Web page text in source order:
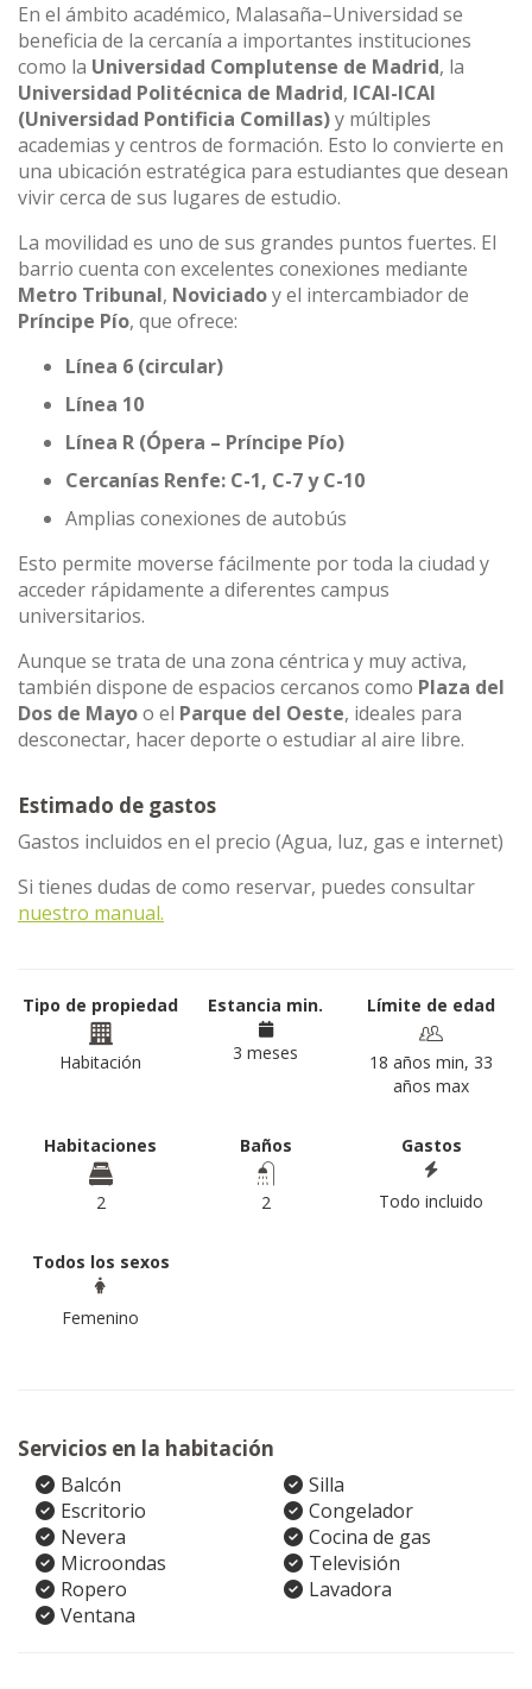
En el ámbito académico, Malasaña–Universidad se
beneficia de la cercanía a importantes instituciones
como la Universidad Complutense de Madrid, la
Universidad Politécnica de Madrid, ICAI-ICAI
(Universidad Pontificia Comillas)y múltiples
academias y centros de formación. Esto lo convierte en
una ubicación estratégica para estudiantes que desean
vivir cerca de sus lugares de estudio.
La movilidad es uno de sus grandes puntos fuertes. El
barrio cuenta con excelentes conexiones mediante
Metro Tribunal, Noviciadoy el intercambiador de
Príncipe Pío, que ofrece:
Línea 6 (circular)
Línea 10
Línea R (Ópera – Príncipe Pío)
Cercanías Renfe: C-1, C-7 y C-10
Amplias conexiones de autobús
Esto permite moverse fácilmente por toda la ciudad y
acceder rápidamente a diferentes campus
universitarios.
Aunque se trata de una zona céntrica y muy activa,
también dispone de espacios cercanos como Plaza del
Dos de Mayoo el Parque del Oeste, ideales para
desconectar, hacer deporte o estudiar al aire libre.
Estimado de gastos
Gastos incluidos en el precio (Agua, luz, gas e internet)
Si tienes dudas de como reservar, puedes consultar
nuestro manual.
Tipo de propiedad
Habitación
Estancia min.
3 meses
Límite de edad
18 años min, 33
años max
Habitaciones
2
Baños
2
Gastos
Todo incluido
Todos los sexos
Femenino
Servicios en la habitación
Balcón
Silla
Escritorio
Congelador
Nevera
Cocina de gas
Microondas
Televisión
Ropero
Lavadora
Ventana